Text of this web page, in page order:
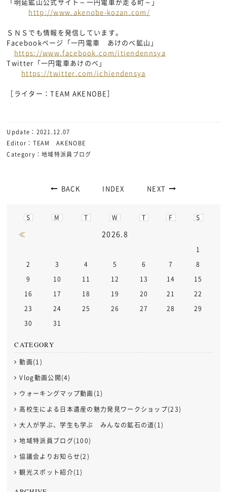
「明延鉱山公式サイト～一円電車が走る町～」
http://www.akenobe-kozan.com/
ＳＮＳでも情報を発信しています。
Facebookページ「一円電車 あけのべ鉱山」
https://www.facebook.com/itiendennsya
Twitter「一円電車あけのべ」
https://twitter.com/ichiendensya
［ライター：TEAM AKENOBE］
Update：2021.12.07
Editor：TEAM AKENOBE
Category：地域特派員ブログ
BACK INDEX NEXT
S M T W T F S
≪ 2026.8
1
2 3 4 5 6 7 8
9 10 11 12 13 14 15
16 17 18 19 20 21 22
23 24 25 26 27 28 29
30 31
CATEGORY
動画(1)
Vlog動画公開(4)
ウォーキングマップ動画(1)
高校生による日本遺産の魅力発見ワークショップ(23)
大人が学ぶ、学生も学ぶ みんなの鉱石の道(1)
地域特派員ブログ(100)
協議会よりお知らせ(2)
観光スポット紹介(1)